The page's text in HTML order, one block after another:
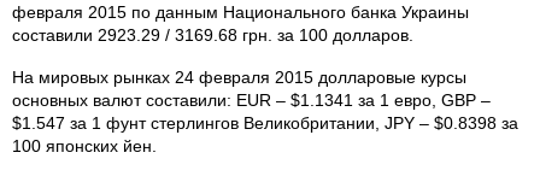
февраля 2015 по данным Национального банка Украины
составили 2923.29 / 3169.68 грн. за 100 долларов.
На мировых рынках 24 февраля 2015 долларовые курсы
основных валют составили: EUR – $1.1341 за 1 евро, GBP –
$1.547 за 1 фунт стерлингов Великобритании, JPY – $0.8398 за
100 японских йен.